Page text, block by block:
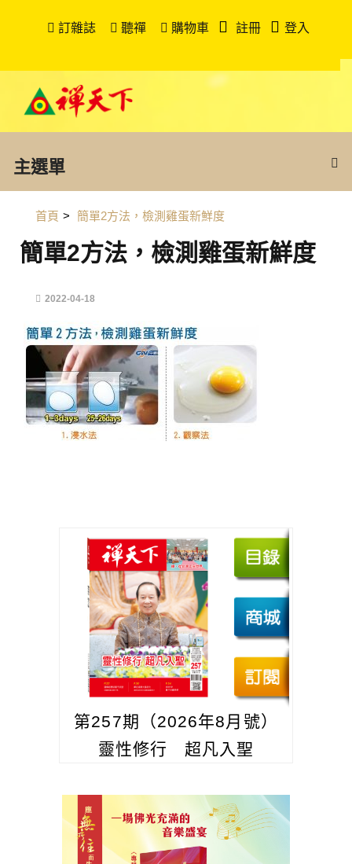
訂雜誌 聽禪 購物車 註冊 登入
主選單
首頁 > 簡單2方法，檢測雞蛋新鮮度
簡單2方法，檢測雞蛋新鮮度
2022-04-18
第257期（2026年8月號）
靈性修行 超凡入聖